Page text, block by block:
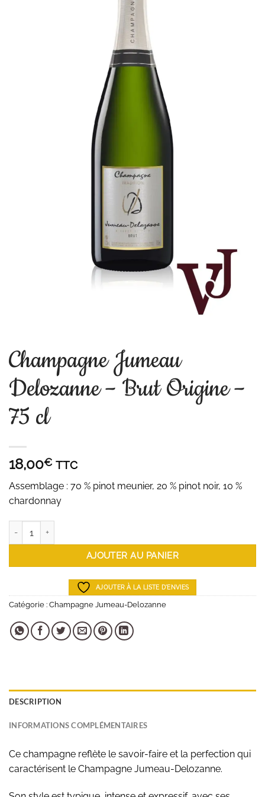
Champagne Jumeau
Delozanne – Brut Origine –
75 cl
18,00€ TTC
Assemblage : 70 % pinot meunier, 20 % pinot noir, 10 %
chardonnay
AJOUTER AU PANIER
AJOUTER À LA LISTE D'ENVIES
Catégorie : Champagne Jumeau-Delozanne
DESCRIPTION
INFORMATIONS COMPLÉMENTAIRES
Ce champagne reflète le savoir-faire et la perfection qui
caractérisent le Champagne Jumeau-Delozanne.